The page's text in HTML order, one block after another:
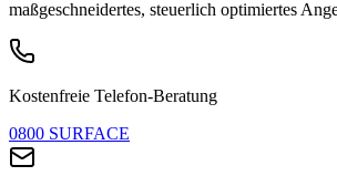
maßgeschneidertes, steuerlich optimiertes
Kostenfreie Telefon-Beratung
0800 SURFACE